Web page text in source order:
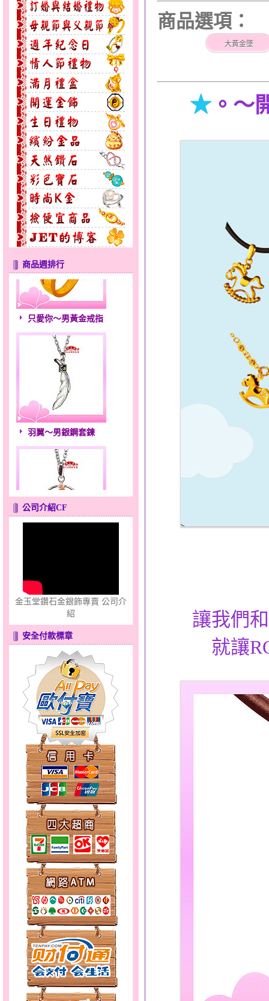
商品週排行
只愛你～男黃金戒指
羽翼～男銀鋼套鍊
愛在心坎～金銀鋼套鍊
夢想幸福～男黃金戒指
聽見愛～女金鋼手鍊
聽見愛～男金鋼手鍊
公司介紹CF
金玉堂鑽石金銀飾專賣 公司介
紹
安全付款標章
商品選項：
大黃金墜
★。～
讓我們
就讓